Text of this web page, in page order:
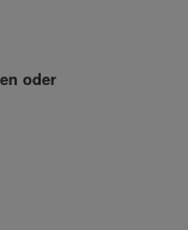
oder